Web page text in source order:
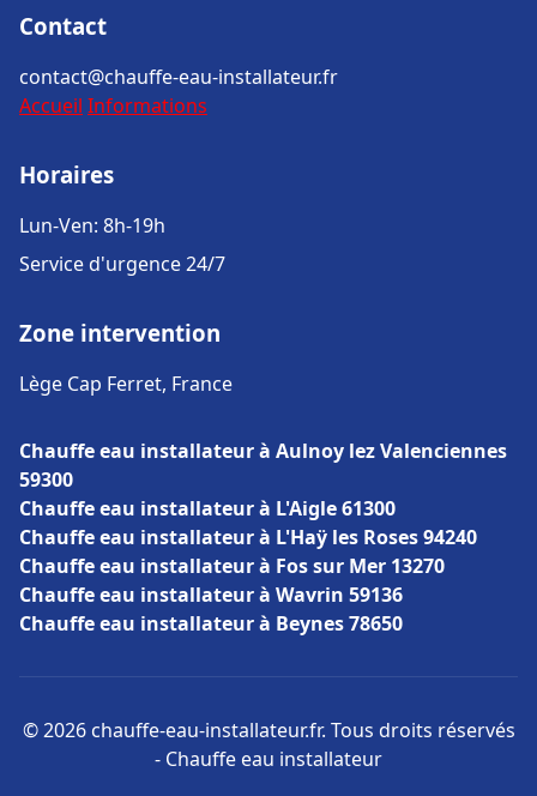
Contact
contact@chauffe-eau-installateur.fr
Accueil Informations
Horaires
Lun-Ven: 8h-19h
Service d'urgence 24/7
Zone intervention
Lège Cap Ferret, France
Chauffe eau installateur à Aulnoy lez Valenciennes
59300
Chauffe eau installateur à L'Aigle 61300
Chauffe eau installateur à L'Haÿ les Roses 94240
Chauffe eau installateur à Fos sur Mer 13270
Chauffe eau installateur à Wavrin 59136
Chauffe eau installateur à Beynes 78650
© 2026 chauffe-eau-installateur.fr. Tous droits réservés
- Chauffe eau installateur